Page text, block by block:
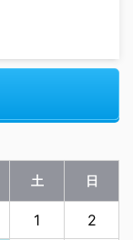
土 日
1 2